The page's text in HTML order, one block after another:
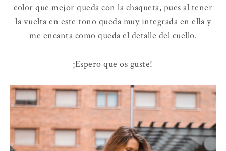
color que mejor queda con la chaqueta, pues al tener
la vuelta en este tono queda muy integrada en ella y
me encanta como queda el detalle del cuello.
¡Espero que os guste!